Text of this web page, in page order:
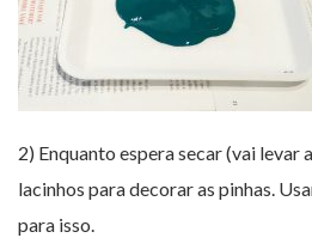
2) Enquanto espera secar (vai levar
lacinhos para decorar as pinhas.
para isso.